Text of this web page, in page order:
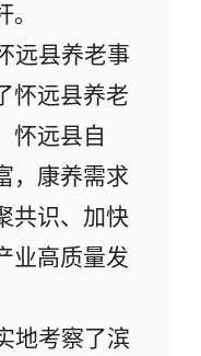
。
远县养老事
怀远县养老
怀远县自
，康养需求
共识、加快
业高质量发
地考察了滨